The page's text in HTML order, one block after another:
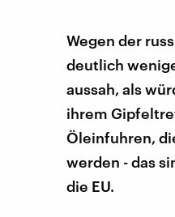
Wegen der
deutlich
aussah, als
ihrem
Öleinfuhren,
werden - das
die EU.